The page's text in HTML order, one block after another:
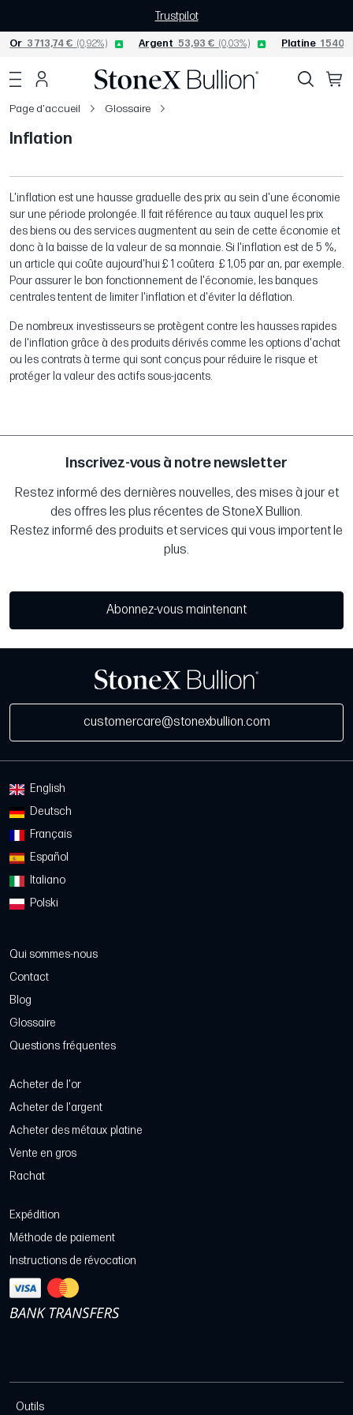
Trustpilot
Or 3 713,74 € (0,92%) Argent 53,93 € (0,03%) Platine 1
Page d'accueil Glossaire
Inflation
L'inflation est une hausse graduelle des prix au sein d'une économie
sur une période prolongée. Il fait référence au taux auquel les prix
des biens ou des services augmentent au sein de cette économie et
donc à la baisse de la valeur de sa monnaie. Si l'inflation est de 5 %,
un article qui coûte aujourd'hui £ 1 coûtera £ 1,05 par an, par exemple.
Pour assurer le bon fonctionnement de l'économie, les banques
centrales tentent de limiter l'inflation et d'éviter la déflation.
De nombreux investisseurs se protègent contre les hausses rapides
de l'inflation grâce à des produits dérivés comme les options d'achat
ou les contrats à terme qui sont conçus pour réduire le risque et
protéger la valeur des actifs sous-jacents.
Inscrivez-vous à notre newsletter
Restez informé des dernières nouvelles, des mises à jour et
des offres les plus récentes de StoneX Bullion.
Restez informé des produits et services qui vous importent le
plus.
Abonnez-vous maintenant
customercare@stonexbullion.com
English
Deutsch
Français
Español
Italiano
Polski
Qui sommes-nous
Contact
Blog
Glossaire
Questions fréquentes
Acheter de l'or
Acheter de l'argent
Acheter des métaux platine
Vente en gros
Rachat
Expédition
Méthode de paiement
Instructions de révocation
Outils